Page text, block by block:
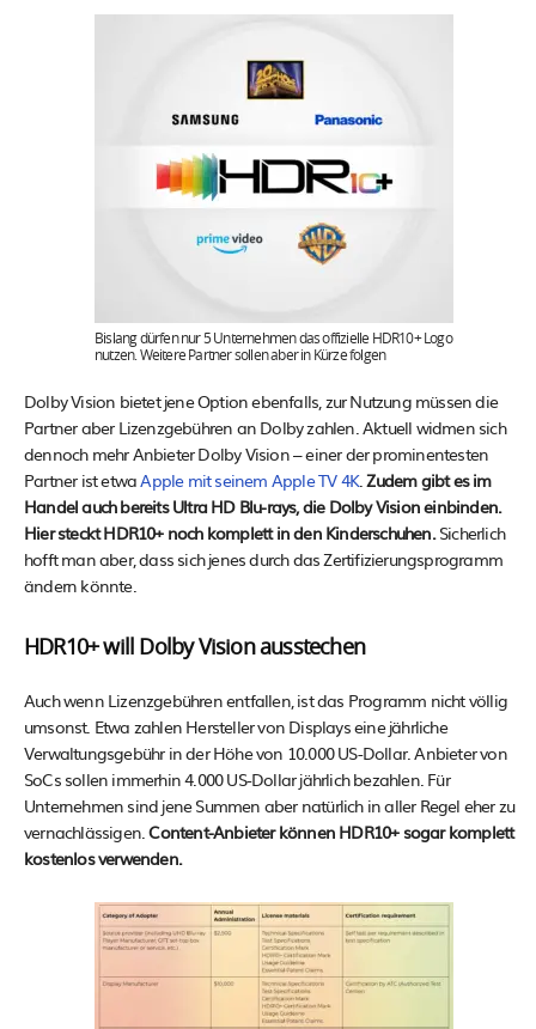
Bislang dürfen nur 5 Unternehmen das offizielle HDR10+ Logo
nutzen. Weitere Partner sollen aber in Kürze folgen
Dolby Vision bietet jene Option ebenfalls, zur Nutzung müssen die
Partner aber Lizenzgebühren an Dolby zahlen. Aktuell widmen sich
dennoch mehr Anbieter Dolby Vision – einer der prominentesten
Partner ist etwaApple mit seinem Apple TV 4K.Zudem gibt es im
Handel auch bereits Ultra HD Blu-rays, die Dolby Vision einbinden.
Hier steckt HDR10+ noch komplett in den Kinderschuhen.Sicherlich
hofft man aber, dass sich jenes durch das Zertifizierungsprogramm
ändern könnte.
HDR10+ will Dolby Vision ausstechen
Auch wenn Lizenzgebühren entfallen, ist das Programm nicht völlig
umsonst. Etwa zahlen Hersteller von Displays eine jährliche
Verwaltungsgebühr in der Höhe von 10.000 US-Dollar. Anbieter von
SoCs sollen immerhin 4.000 US-Dollar jährlich bezahlen. Für
Unternehmen sind jene Summen aber natürlich in aller Regel eher zu
vernachlässigen.Content-Anbieter können HDR10+ sogar komplett
kostenlos verwenden.